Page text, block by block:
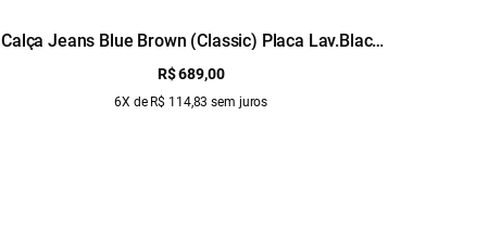
Calça Jeans Blue Brown (Classic) Placa Lav.Black
C/ Luva
R$ 689,00
6X de R$ 114,83 sem juros